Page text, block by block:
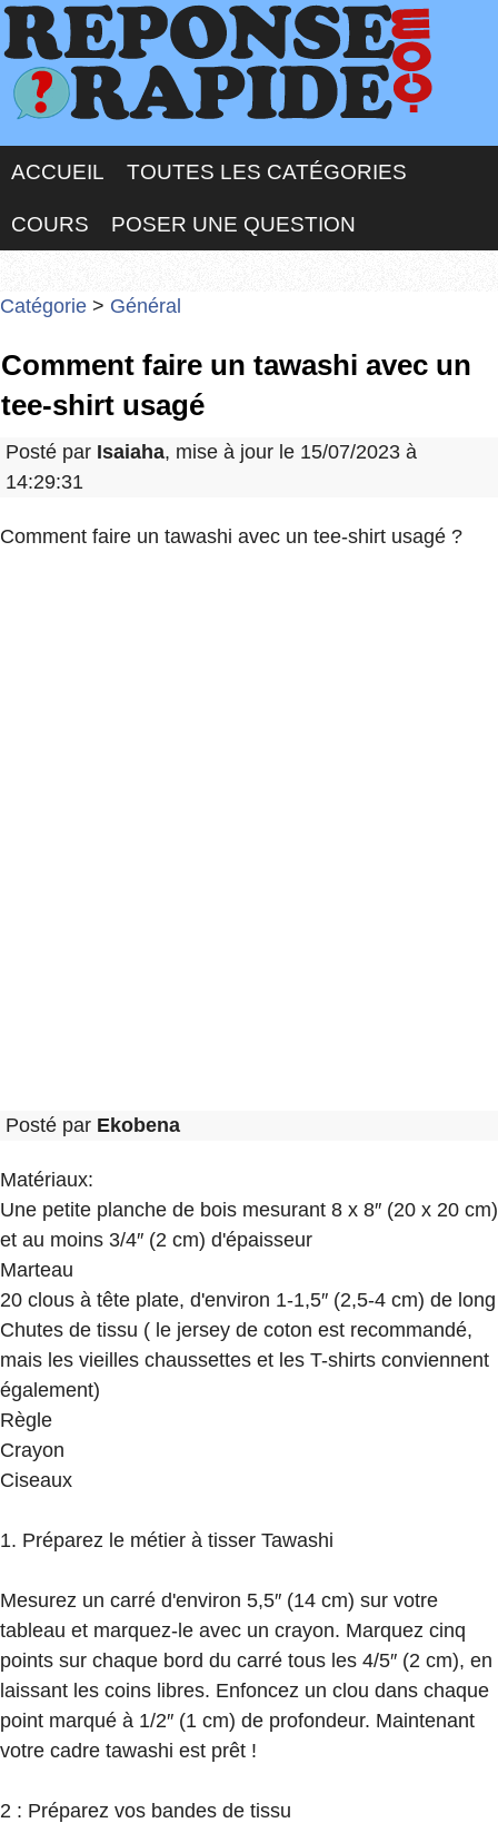
ACCUEIL TOUTES LES CATÉGORIES
COURS POSER UNE QUESTION
Catégorie > Général
Comment faire un tawashi avec un
tee-shirt usagé
Posté par Isaiaha, mise à jour le 15/07/2023 à
14:29:31
Comment faire un tawashi avec un tee-shirt usagé ?
Posté par Ekobena
Matériaux:
Une petite planche de bois mesurant 8 x 8″ (20 x 20 cm)
et au moins 3/4″ (2 cm) d'épaisseur
Marteau
20 clous à tête plate, d'environ 1-1,5″ (2,5-4 cm) de long
Chutes de tissu ( le jersey de coton est recommandé,
mais les vieilles chaussettes et les T-shirts conviennent
également)
Règle
Crayon
Ciseaux
1. Préparez le métier à tisser Tawashi
Mesurez un carré d'environ 5,5″ (14 cm) sur votre
tableau et marquez-le avec un crayon. Marquez cinq
points sur chaque bord du carré tous les 4/5″ (2 cm), en
laissant les coins libres. Enfoncez un clou dans chaque
point marqué à 1/2″ (1 cm) de profondeur. Maintenant
votre cadre tawashi est prêt !
2 : Préparez vos bandes de tissu